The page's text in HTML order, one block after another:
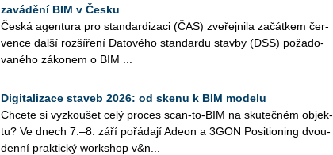
zavádění BIM v Česku
Česká agen­tu­ra pro stan­dar­di­za­ci (ČAS) zve­řej­ni­la za­čát­kem čer­
ven­ce další roz­ší­ře­ní Da­to­vé­ho stan­dar­du stav­by (DSS) po­ža­do­
va­né­ho zá­ko­nem o BIM ...
Digitalizace staveb 2026: od skenu k BIM modelu
Chce­te si vy­zkou­šet celý pro­ces scan-to-BIM na sku­teč­ném ob­jek­
tu? Ve dnech 7.–8. září po­řá­da­jí Adeon a 3GON Po­si­ti­o­ning dvou­
den­ní prak­tic­ký work­shop v&n...